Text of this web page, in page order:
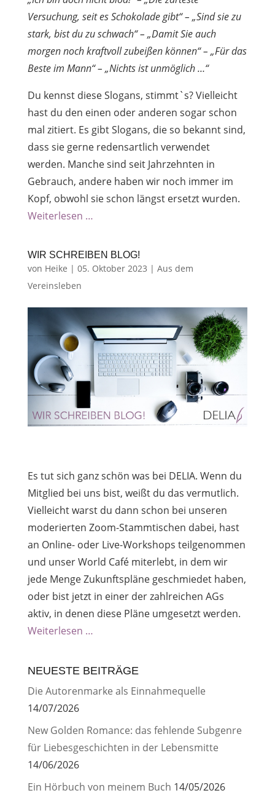
Versuchung, seit es Schokolade gibt“ – „Sind sie zu
stark, bist du zu schwach“ – „Damit Sie auch
morgen noch kraftvoll zubeißen können“ – „Für das
Beste im Mann“ – „Nichts ist unmöglich …“
Du kennst diese Slogans, stimmt`s? Vielleicht
hast du den einen oder anderen sogar schon
mal zitiert. Es gibt Slogans, die so bekannt sind,
dass sie gerne redensartlich verwendet
werden. Manche sind seit Jahrzehnten in
Gebrauch, andere haben wir noch immer im
Kopf, obwohl sie schon längst ersetzt wurden.
Weiterlesen …
WIR SCHREIBEN BLOG!
von Heike | 05. Oktober 2023 | Aus dem
Vereinsleben
Es tut sich ganz schön was bei DELIA. Wenn du
Mitglied bei uns bist, weißt du das vermutlich.
Vielleicht warst du dann schon bei unseren
moderierten Zoom-Stammtischen dabei, hast
an Online- oder Live-Workshops teilgenommen
und unser World Café miterlebt, in dem wir
jede Menge Zukunftspläne geschmiedet haben,
oder bist jetzt in einer der zahlreichen AGs
aktiv, in denen diese Pläne umgesetzt werden.
Weiterlesen …
NEUESTE BEITRÄGE
Die Autorenmarke als Einnahmequelle
14/07/2026
New Golden Romance: das fehlende Subgenre
für Liebesgeschichten in der Lebensmitte
14/06/2026
Ein Hörbuch von meinem Buch 14/05/2026